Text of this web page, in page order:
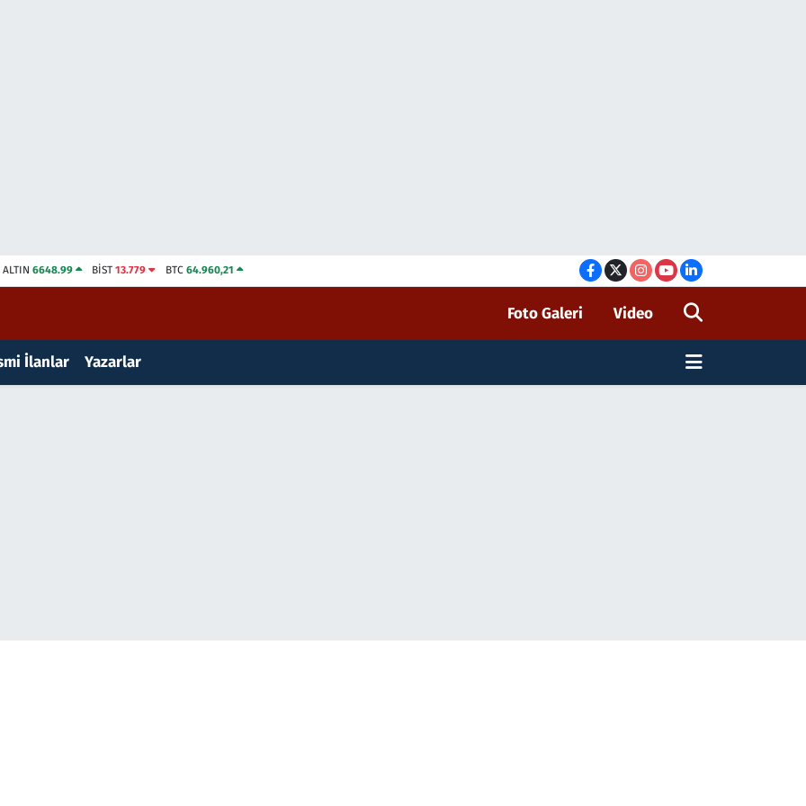
ALTIN 6648.99 BİST13.779 BTC 64.960,21
Foto Galeri Video
İlanlar Yazarlar